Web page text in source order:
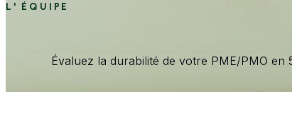
Évaluez la durabilité de votre PME/PMO en
L' ÉQUIPE